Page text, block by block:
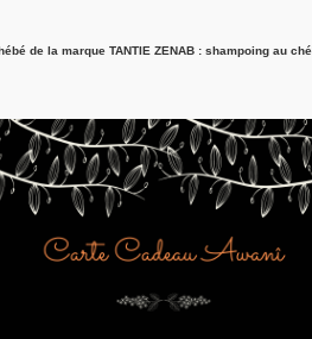
de la marque TANTIE ZENAB : shampoing au